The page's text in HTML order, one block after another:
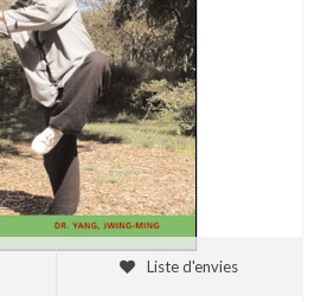
Liste d'envies